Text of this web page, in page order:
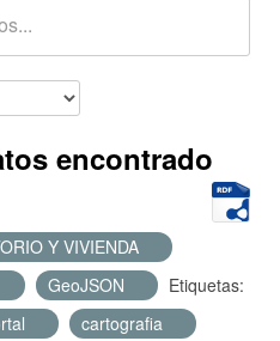
encontrado
Y VIVIENDA
GeoJSON
Etiquetas:
cartografia